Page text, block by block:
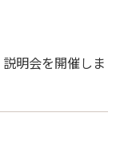
明会を開催しま